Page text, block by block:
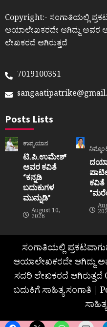
Copyright:- ಸಂಗಾತಿಯಲ್ಲಿ
ಆಯಾಲೇಖಕರದೇ ಆಗಿದ್ದು ಅವರ
ಲೇಖಕರದೆ ಆಗಿರುತ್ತದೆ
7019100351
Posts Lists
ಕಾವ್ಯಯಾನ
ಟಿ.ಪಿ.ಉಮೇಶ್
ಅವರ ಕವಿತೆ
“ಕನ್ನಡಿ
ಬದುಕುಗಳ
ಮುನ್ನುಡಿ”
August 10,
2026
ಕವಿತೆ
ಸಂಗಾತಿಯಲ್ಲಿ
ಆಯಾಲೇಖಕರದೇ ಆಗಿದ್ದು
ಸದರಿ ಲೇಖಕರದೆ
ಬದುಕಿಗೆ ಸಾಹಿತ್ಯ ಸಂಗಾತಿ |